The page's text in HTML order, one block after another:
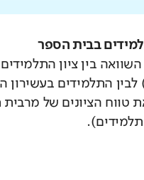
בבית הספר
בין ציון
העליון (אחוזון 90) לבין התלמידים
טווח הציונים של